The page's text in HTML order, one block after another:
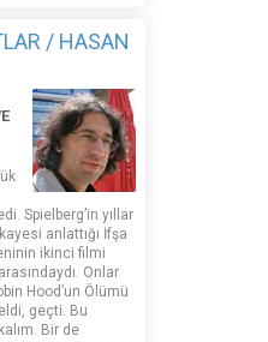
/ HASAN
Spielberg’in yıllar
anlattığı İfşa
ikinci filmi
Onlar
Hood’un Ölümü
geçti. Bu
Bir de